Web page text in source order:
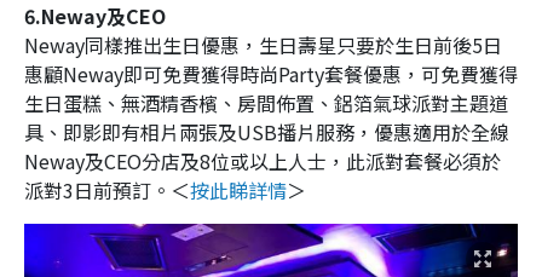
6.Neway及CEO
Neway同樣推出生日優惠，生日壽星只要於生日前後5日
惠顧Neway即可免費獲得時尚Party套餐優惠，可免費獲得
生日蛋糕、無酒精香檳、房間佈置、鋁箔氣球派對主題道
具、即影即有相片兩張及USB播片服務，優惠適用於全線
Neway及CEO分店及8位或以上人士，此派對套餐必須於
派對3日前預訂。＜按此睇詳情＞